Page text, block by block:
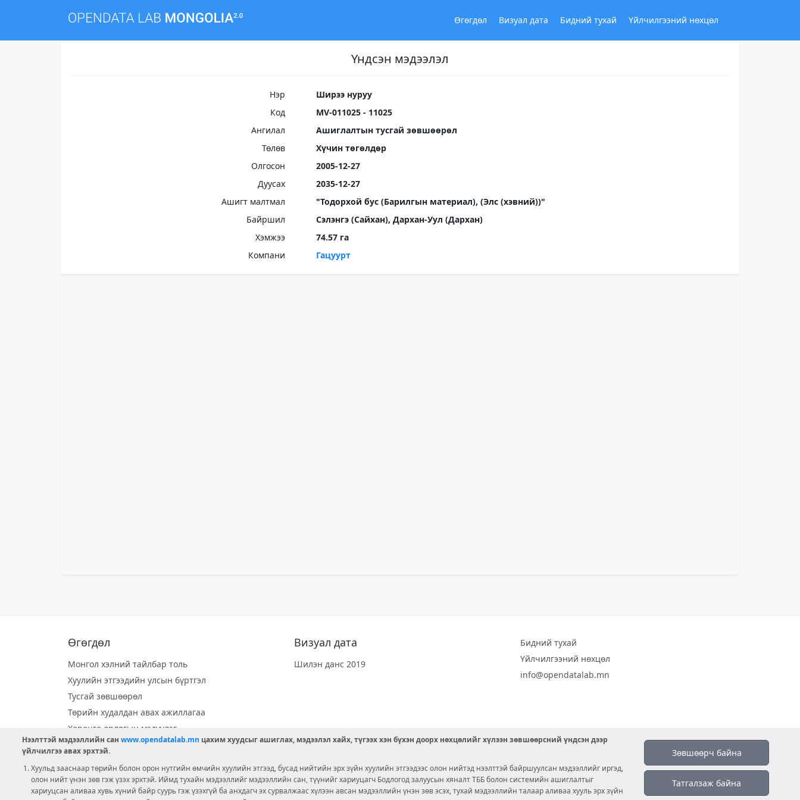
Өгөгдөл Визуал дата Бидний тухай Үйлчилгээний нөхцөл
Үндсэн мэдээлэл
Нэр
Ширээ нуруу
Код
MV-011025 - 11025
Ангилал
Ашиглалтын тусгай зөвшөөрөл
Төлөв
Хүчин төгөлдөр
Олгосон
2005-12-27
Дуусах
2035-12-27
Ашигт малтмал
"Тодорхой бус (Барилгын материал), (Элс (хэвний))"
Байршил
Сэлэнгэ (Сайхан), Дархан-Уул (Дархан)
Хэмжээ
74.57 га
Компани
Гацуурт
Өгөгдөл
Монгол хэлний тайлбар толь
Хуулийн этгээдийн улсын бүртгэл
Тусгай зөвшөөрөл
Төрийн худалдан авах ажиллагаа
Хөрөнгө орлогын мэдүүлэг
Орон нутгийн хөгжлийн сан
Ээлжит сонгууль
Ашигт малтмал тусгай зөвшөөрөл
Визуал дата
Шилэн данс 2019
Бидний тухай
Үйлчилгээний нөхцөл
info@opendatalab.mn
Зөвшөөрч байна
Татгалзаж байна
Нээлттэй мэдээллийн сан www.opendatalab.mn цахим хуудсыг ашиглах, мэдээлэл хайх, түгээх хэн бүхэн доорх нөхцөлийг хүлээн зөвшөөрсний үндсэн дээр
үйлчилгээ авах эрхтэй.
Хуульд зааснаар төрийн болон орон нутгийн өмчийн хуулийн этгээд, бусад нийтийн эрх зүйн хуулийн этгээдээс олон нийтэд нээлттэй байршуулсан мэдээллийг иргэд,
олон нийт үнэн зөв гэж үзэх эрхтэй. Иймд тухайн мэдээллийг мэдээллийн сан, түүнийг хариуцагч Бодлогод залуусын хяналт ТББ болон системийн ашиглалтыг
хариуцсан аливаа хувь хүний байр суурь гэж үзэхгүй ба анхдагч эх сурвалжаас хүлээн авсан мэдээллийн үнэн зөв эсэх, тухай мэдээллийн талаар аливаа хууль эрх зүйн